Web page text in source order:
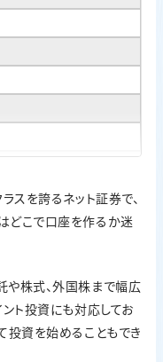
スを誇るネット証券で、
どこで口座を作るか迷
や株式、外国株まで幅広
ント投資にも対応してお
投資を始めることもでき